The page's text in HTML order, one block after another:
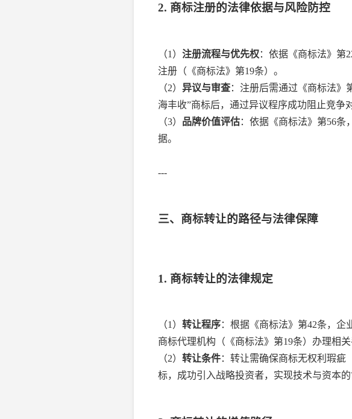
2. 商标注册的法律依据与风险防控
（1） 注册流程与优先权：依据《商标法》第
注册（《商标法》第19条）。
（2） 异议与审查：注册后需通过《商标法》
海丰收”商标后，通过异议程序成功阻止竞争
（3） 品牌价值评估：依据《商标法》第56
据。
---
三、商标转让的路径与法律保障
1. 商标转让的法律规定
（1） 转让程序：根据《商标法》第42条，
商标代理机构（《商标法》第19条）办理相关
（2） 转让条件：转让需确保商标无权利瑕疵
标，成功引入战略投资者，实现技术与资本的